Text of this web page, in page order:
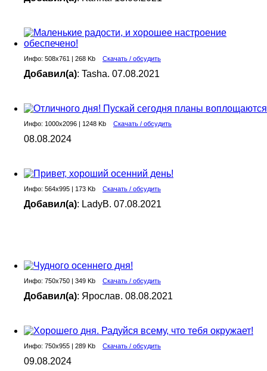
Инфо: 508х761 | 268 Kb Скачать / обсудить
Добавил(а): Tasha. 07.08.2021
Инфо: 1000х2096 | 1248 Kb Скачать / обсудить
08.08.2024
Инфо: 564х995 | 173 Kb Скачать / обсудить
Добавил(а): LadyB. 07.08.2021
Инфо: 750х750 | 349 Kb Скачать / обсудить
Добавил(а): Ярослав. 08.08.2021
Инфо: 750х955 | 289 Kb Скачать / обсудить
09.08.2024